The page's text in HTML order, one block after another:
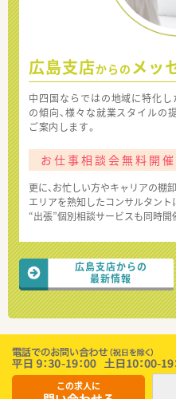
広島支店からの メッ
中四国ならではの地域に特化し
の傾向、様々な就業スタイルの
ご案内します。
お仕事相談会無料開催
更に、お忙しい方やキャリアの棚
エリアを熟知したコンサルタント
“出張”個別相談サービスも同時開
広島支店からの
最新情報
この求人に